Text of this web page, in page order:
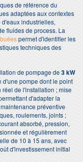
de référence du
adaptées aux contextes
industrielles,
fluides de process. La
permet d'identifier les
techniques des
de pompage de3 kW
d'une pompe dont le point
de l'installation ; mise
d'adapter la
préventive
roulements, joints ;
absorbé, pression,
et régulièrement
de 10 à 15 ans, avec
d'investissement initial